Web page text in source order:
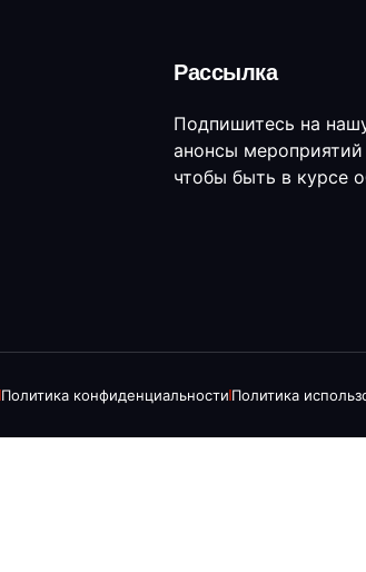
Рассылка
Подпишитесь на
анонсы
чтобы быть в курсе
Политика конфиденциальности Политика